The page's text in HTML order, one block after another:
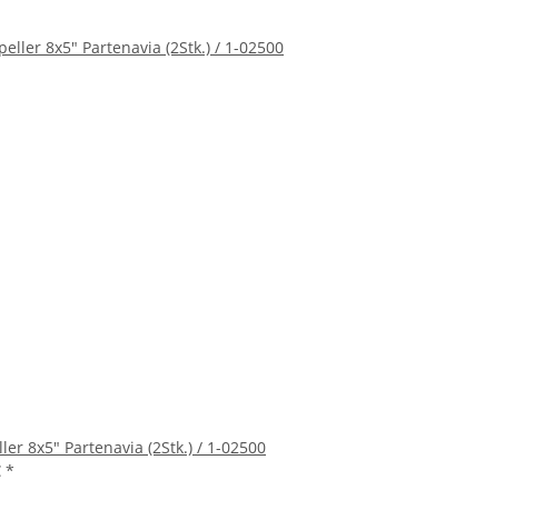
8x5" Partenavia (2Stk.) / 1-02500
*